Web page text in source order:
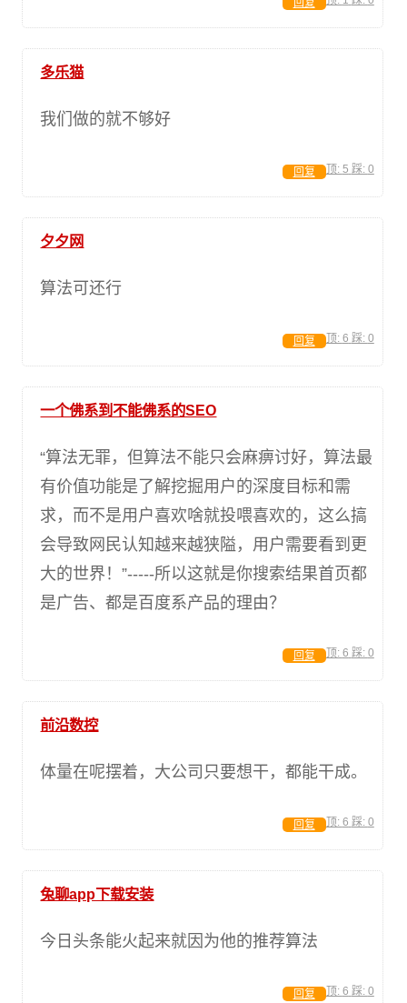
回复
多乐猫
我们做的就不够好
顶: 5 踩: 0
回复
夕夕网
算法可还行
顶: 6 踩: 0
回复
一个佛系到不能佛系的SEO
“算法无罪，但算法不能只会麻痹讨好，算法最
有价值功能是了解挖掘用户的深度目标和需
求，而不是用户喜欢啥就投喂喜欢的，这么搞
会导致网民认知越来越狭隘，用户需要看到更
大的世界！”-----所以这就是你搜索结果首页都
是广告、都是百度系产品的理由？
顶: 6 踩: 0
回复
前沿数控
体量在呢摆着，大公司只要想干，都能干成。
顶: 6 踩: 0
回复
兔聊app下载安装
今日头条能火起来就因为他的推荐算法
顶: 6 踩: 0
回复